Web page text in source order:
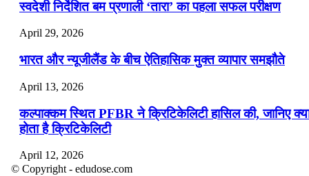
स्वदेशी निर्देशित बम प्रणाली ‘तारा’ का पहला सफल परीक्षण
April 29, 2026
भारत और न्यूजीलैंड के बीच ऐतिहासिक मुक्त व्यापार समझौते
April 13, 2026
कल्पाक्कम स्थित PFBR ने क्रिटिकेलिटी हासिल की, जानिए
होता है क्रिटिकेलिटी
April 12, 2026
© Copyright - edudose.com